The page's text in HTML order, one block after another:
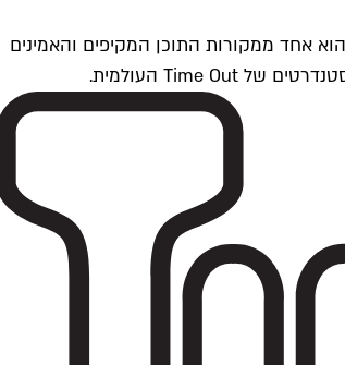
Time Outתל אביב הוא חלק מרשת Time Out Global — רשת מדיה בינלאומית הפועלת ב-360 ערים מרכזיות וב-60 מדינות ברחבי העולם. Time Out הוא אחד ממקורות התוכן המקיפים והאמינים